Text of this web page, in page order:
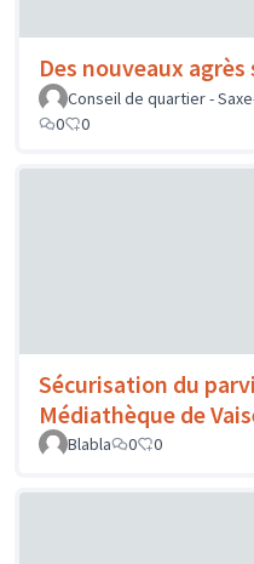
Des nouveaux
Conseil de quartier -
0
0
Sécurisation du
Médiathèque de
Blabla
0 0